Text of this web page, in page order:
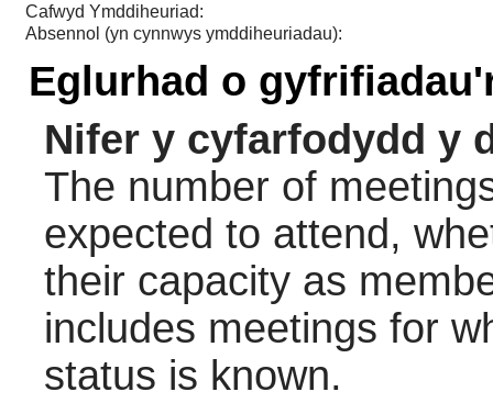
Cafwyd Ymddiheuriad:
Absennol (yn cynnwys ymddiheuriadau):
Eglurhad o
Nifer y cyfarfodydd y
The number of
expected to attend,
their capacity as
includes meetings for
status is known.